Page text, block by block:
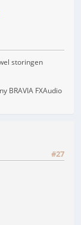
storingen
FXAudio
#27